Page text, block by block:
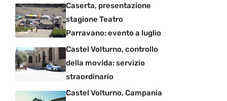
Caserta, presentazione
stagione Teatro
Parravano: evento a luglio
Castel Volturno, controllo
della movida: servizio
straordinario
Castel Volturno, Campania